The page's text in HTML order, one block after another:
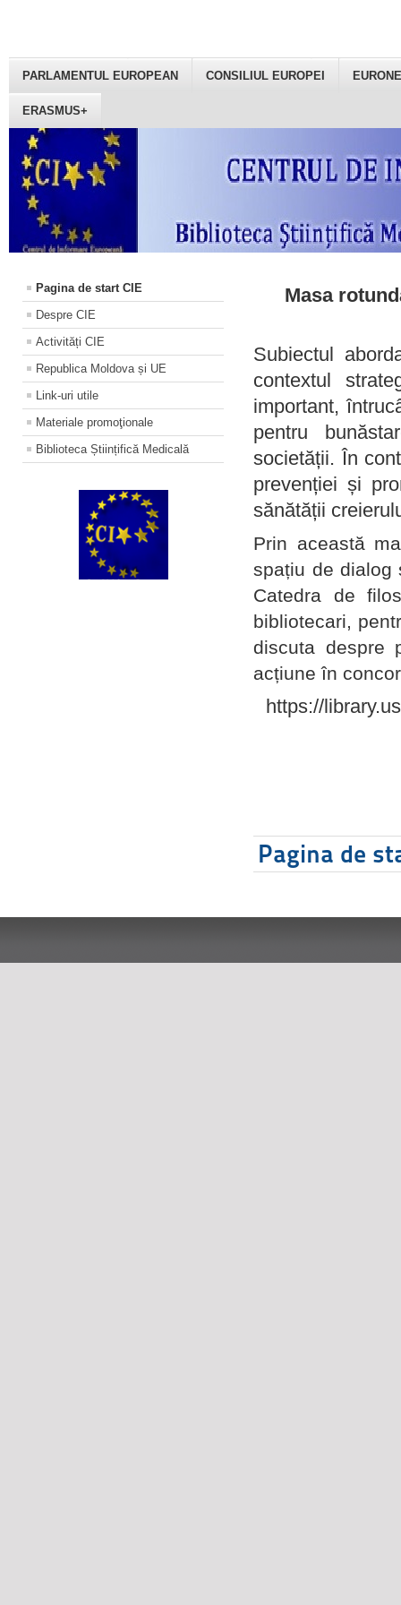
PARLAMENTUL EUROPEAN CONSILIUL EUROPEI
ERASMUS+
Pagina de start CIE
Despre CIE
Activități CIE
Republica Moldova și UE
Link-uri utile
Materiale promoţionale
Biblioteca Științifică Medicală
Masa
Subiectul
contextul
important,
pentru
societății. În
prevenției și
sănătății
Prin această
spațiu de dialog
Catedra de
bibliotecari,
discuta despre
acțiune în
https://
Pagina de